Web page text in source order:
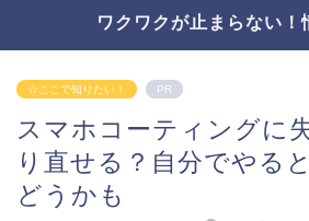
ワクワクが止まらない！
☆ここで知りたい！ PR
スマホコーティングに
り直せる？自分でやる
どうかも